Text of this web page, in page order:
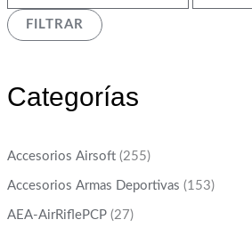
FILTRAR
Categorías
Accesorios Airsoft (255)
Accesorios Armas Deportivas (153)
AEA-AirRiflePCP (27)